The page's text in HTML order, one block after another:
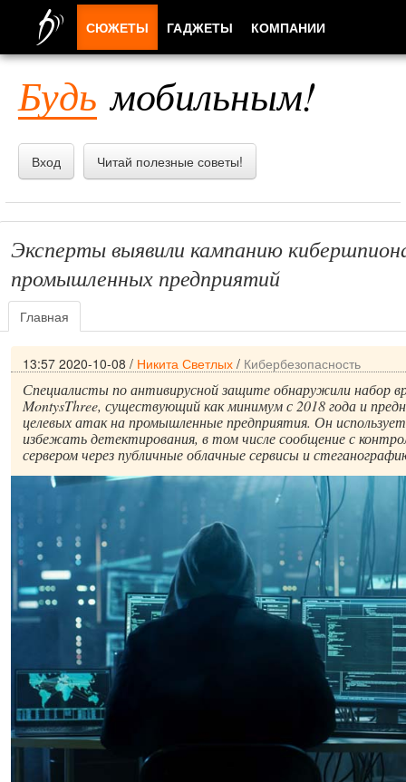
Будь мобильным!
Вход Читай полезные советы!
Эксперты выявили кампанию
промышленных предприятий
Главная
13:57 2020-10-08 / Никита Светлых / Кибербезопасность
Специалисты по антивирусной защите обнаружили набор
MontysThree, существующий как минимум с 2018 года и
целевых атак на промышленные предприятия. Он
избежать детектирования, в том числе сообщение с
сервером через публичные облачные сервисы и
СЮЖЕТЫ ГАДЖЕТЫ КОМПАНИИ
ПРИЛОЖЕНИЯ